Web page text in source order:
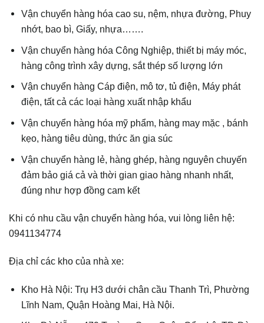
Vận chuyển hàng hóa cao su, nệm, nhựa đường, Phuy
nhớt, bao bì, Giấy, nhựa…….
Vận chuyển hàng hóa Công Nghiệp, thiết bị máy móc,
hàng công trình xây dựng, sắt thép số lượng lớn
Vận chuyển hàng Cáp điện, mô tơ, tủ điện, Máy phát
điện, tất cả các loại hàng xuất nhập khẩu
Vận chuyển hàng hóa mỹ phẩm, hàng may mặc , bánh
kẹo, hàng tiêu dùng, thức ăn gia súc
Vận chuyển hàng lẻ, hàng ghép, hàng nguyên chuyến
đảm bảo giá cả và thời gian giao hàng nhanh nhất,
đúng như hợp đồng cam kết
Khi có nhu cầu vận chuyển hàng hóa, vui lòng liên hệ:
0941134774
Địa chỉ các kho của nhà xe:
Kho Hà Nội: Trụ H3 dưới chân cầu Thanh Trì, Phường
Lĩnh Nam, Quận Hoàng Mai, Hà Nội.